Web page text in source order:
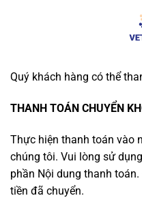
Quý khách hàng có thể
THANH TOÁN CHUYỂN
Thực hiện thanh toán vào
chúng tôi. Vui lòng sử
phần Nội dung thanh
tiền đã chuyển.